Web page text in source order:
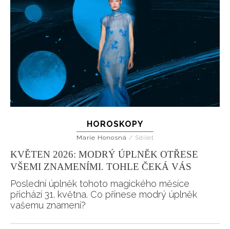
HOROSKOPY
Marie Honosná / Sdílet
KVĚTEN 2026: MODRÝ ÚPLNĚK OTŘESE
VŠEMI ZNAMENÍMI. TOHLE ČEKÁ VÁS
Poslední úplněk tohoto magického měsíce
přichází 31. května. Co přinese modrý úplněk
vašemu znamení?